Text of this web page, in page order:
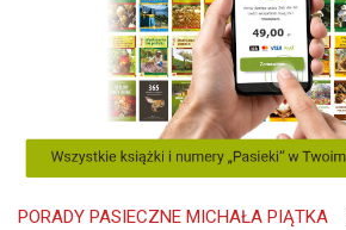
PORADY PASIECZNE MICHAŁA PIĄTKA